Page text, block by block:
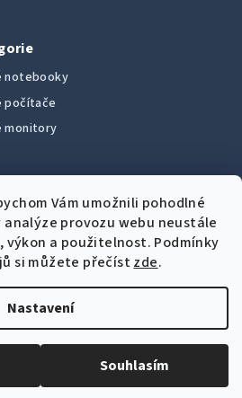
Vám umožnili pohodlné
provozu webu neustále
výkon a použitelnost. Podmínky
si můžete přečíst zde.
Nastavení
Souhlasím
notebooky
počítače
monitory
Upravit nastavení cookies
Vytvořil Shoptet